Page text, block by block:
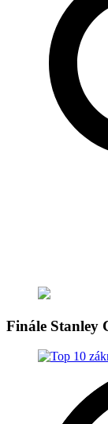
Finále Stanley